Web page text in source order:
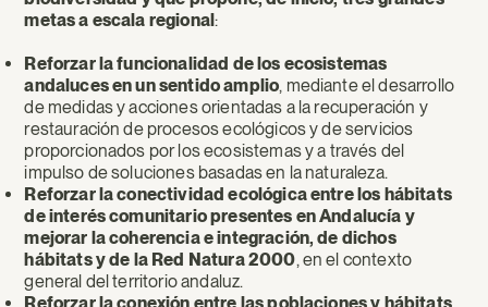
metas a escala regional:
Reforzar la funcionalidad de los ecosistemas
andaluces en un sentido amplio, mediante el desarrollo
de medidas y acciones orientadas a la recuperación y
restauración de procesos ecológicos y de servicios
proporcionados por los ecosistemas y a través del
impulso de soluciones basadas en la naturaleza.
Reforzar la conectividad ecológica entre los hábitats
de interés comunitario presentes en Andalucía y
mejorar la coherencia e integración, de dichos
hábitats y de la Red Natura 2000, en el contexto
general del territorio andaluz.